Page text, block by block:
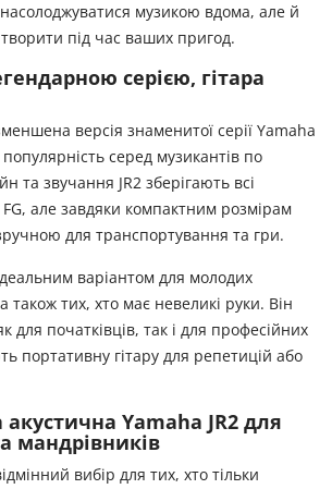
музикою вдома, але й
під час ваших пригод.
серією, гітара
версія знаменитої серії Yamaha
серед музикантів по
та звучання JR2 зберігають всі
FG, але завдяки компактним розмірам
для транспортування та гри.
варіантом для молодих
також тих, хто має невеликі руки. Він
для початківців, так і для професійних
портативну гітару для репетицій або
акустична Yamaha JR2 для
мандрівників
вибір для тих, хто тільки